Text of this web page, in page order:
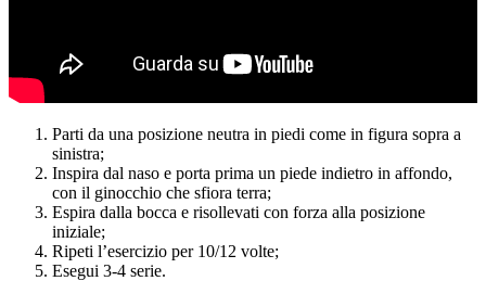
Parti da una posizione neutra in piedi come in figura sopra a
sinistra;
Inspira dal naso e porta prima un piede indietro in affondo,
con il ginocchio che sfiora terra;
Espira dalla bocca e risollevati con forza alla posizione
iniziale;
Ripeti l’esercizio per 10/12 volte;
Esegui 3-4 serie.